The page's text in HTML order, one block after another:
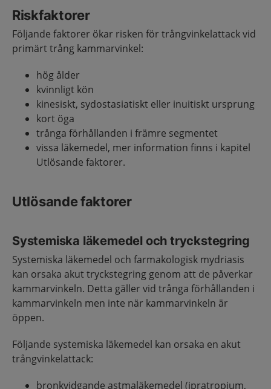
Riskfaktorer
Följande faktorer ökar risken för trångvinkelattack vid
primärt trång kammarvinkel:
hög ålder
kvinnligt kön
kinesiskt, sydostasiatiskt eller inuitiskt ursprung
kort öga
trånga förhållanden i främre segmentet
vissa läkemedel, mer information finns i kapitel
Utlösande faktorer.
Utlösande faktorer
Systemiska läkemedel och tryckstegring
Systemiska läkemedel och farmakologisk mydriasis
kan orsaka akut tryckstegring genom att de påverkar
kammarvinkeln. Detta gäller vid trånga förhållanden i
kammarvinkeln men inte när kammarvinkeln är
öppen.
Följande systemiska läkemedel kan orsaka en akut
trångvinkelattack:
bronkvidgande astmaläkemedel (ipratropium,